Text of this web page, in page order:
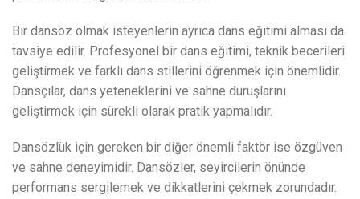
Bir dansöz olmak isteyenlerin ayrıca dans eğitimi alması da
tavsiye edilir. Profesyonel bir dans eğitimi, teknik becerileri
geliştirmek ve farklı dans stillerini öğrenmek için önemlidir.
Dansçılar, dans yeteneklerini ve sahne duruşlarını
geliştirmek için sürekli olarak pratik yapmalıdır.
Dansözlük için gereken bir diğer önemli faktör ise özgüven
ve sahne deneyimidir. Dansözler, seyircilerin önünde
performans sergilemek ve dikkatlerini çekmek zorundadır.